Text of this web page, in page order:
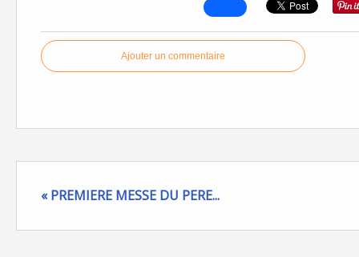
Ajouter un commentaire
« PREMIERE MESSE DU PERE...